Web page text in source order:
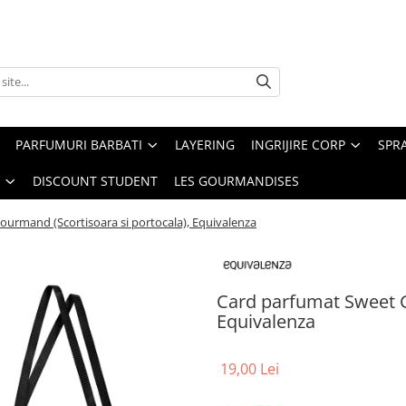
PARFUMURI BARBATI LAYERING INGRIJIRE CORP
DISCOUNT STUDENT LES GOURMANDISES
(Scortisoara si portocala), Equivalenza
Card parfumat Sweet
Equivalenza
19,00 Lei